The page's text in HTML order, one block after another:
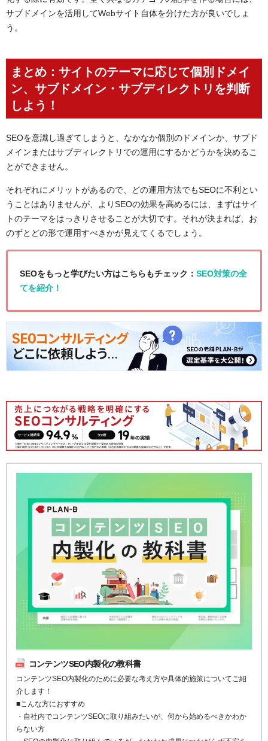
サブドメインを活用してWebサイト自体を分けた方が良いでしょ
う。
まとめ：サイトのテーマに応じて個別ドメイ
ン、サブドメイン・サブディレクトリを判断
しよう！
SEOを意識し過ぎてしまうと、なかなか個別のドメインか、サブド
メインまたはサブディレクトリでの運用にするかどうかを決めるこ
とができません。
それぞれにメリットがあるので、どの運用方法でもSEOに不利とい
うことはありませんが、よりSEOの効果を高めるには、まずはサイ
トのテーマをはっきりさせることが大切です。それが決まれば、お
のずとどの形で運用すべきかが見えてくるでしょう。
SEOをもっと学びたい方はこちらもチェック： SEO対策の全
てを紹介！
コンテンツSEO内製化の教科書
コンテンツSEO内製化のために必要な考え方や具体的施策についてご紹
介します！
■こんな方におすすめ
・自社内でコンテンツSEOに取り組みたいが、何から始めるべきかわか
らない方